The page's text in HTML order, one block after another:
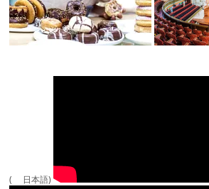
( 日本語)